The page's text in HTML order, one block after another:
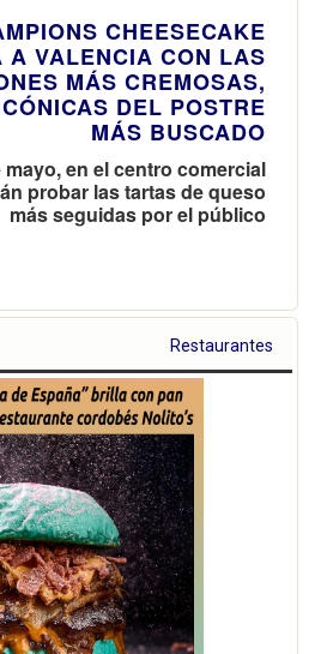
CHEESECAKE
A VALENCIA CON LAS
MÁS CREMOSAS,
DEL POSTRE
MÁS BUSCADO
mayo, en el centro comercial
probar las tartas de queso
más seguidas por el público
Restaurantes